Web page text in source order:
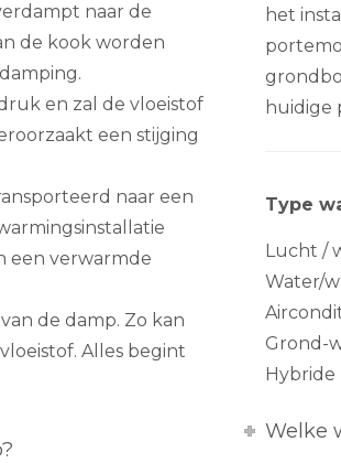
naar de
de kook worden
en zal de vloeistof
een stijging
naar een
een verwarmde
de damp. Zo kan
Alles begint
het
huidige
Type
Lucht /
Water/
Grond-
Hybride
Welke